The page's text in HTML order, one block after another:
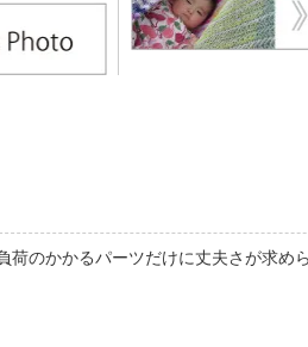
のかかるパーツだけに丈夫さが求め